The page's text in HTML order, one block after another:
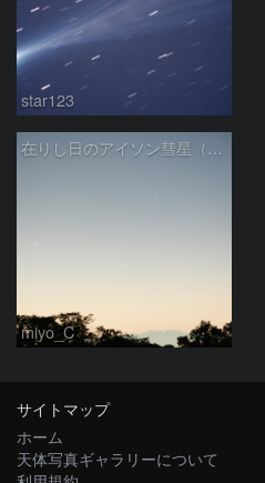
star123
在りし日のアイソン彗星（11/22）
miyo_C
サイトマップ
ホーム
天体写真ギャラリーについて